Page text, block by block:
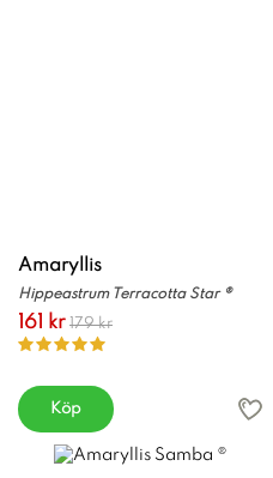
Amaryllis
Hippeastrum Terracotta Star ®
161 kr 179 kr
Köp